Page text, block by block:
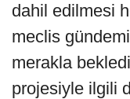
dahil edilmesi
meclis
merakla
projesiyle ilgili